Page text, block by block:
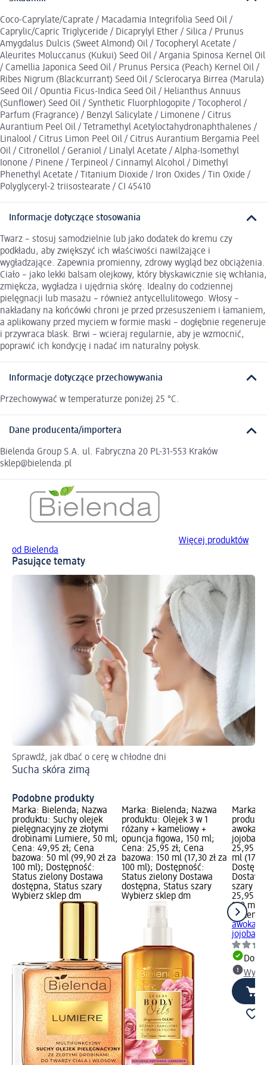
Coco-Caprylate/Caprate / Macadamia Integrifolia Seed Oil /
Caprylic/Capric Triglyceride / Dicaprylyl Ether / Silica / Prunus
Amygdalus Dulcis (Sweet Almond) Oil / Tocopheryl Acetate /
Aleurites Moluccanus (Kukui) Seed Oil / Argania Spinosa Kernel Oil
/ Camellia Japonica Seed Oil / Prunus Persica (Peach) Kernel Oil /
Ribes Nigrum (Blackcurrant) Seed Oil / Sclerocarya Birrea (Marula)
Seed Oil / Opuntia Ficus-Indica Seed Oil / Helianthus Annuus
(Sunflower) Seed Oil / Synthetic Fluorphlogopite / Tocopherol /
Parfum (Fragrance) / Benzyl Salicylate / Limonene / Citrus
Aurantium Peel Oil / Tetramethyl Acetyloctahydronaphthalenes /
Linalool / Citrus Limon Peel Oil / Citrus Aurantium Bergamia Peel
Oil / Citronellol / Geraniol / Linalyl Acetate / Alpha-Isomethyl
Ionone / Pinene / Terpineol / Cinnamyl Alcohol / Dimethyl
Phenethyl Acetate / Titanium Dioxide / Iron Oxides / Tin Oxide /
Polyglyceryl-2 triisostearate / CI 45410
Informacje dotyczące stosowania
Twarz – stosuj samodzielnie lub jako dodatek do kremu czy
podkładu, aby zwiększyć ich właściwości nawilżające i
wygładzające. Zapewnia promienny, zdrowy wygląd bez obciążenia.
Ciało – jako lekki balsam olejkowy, który błyskawicznie się wchłania,
zmiękcza, wygładza i ujędrnia skórę. Idealny do codziennej
pielęgnacji lub masażu – również antycellulitowego. Włosy –
nakładany na końcówki chroni je przed przesuszeniem i łamaniem,
a aplikowany przed myciem w formie maski – dogłębnie regeneruje
i przywraca blask. Brwi – wcieraj regularnie, aby je wzmocnić,
poprawić ich kondycję i nadać im naturalny połysk.
Informacje dotyczące przechowywania
Przechowywać w temperaturze poniżej 25 °C.
Dane producenta/importera
Bielenda Group S.A. ul. Fabryczna 20 PL-31-553 Kraków
sklep@bielenda.pl
Więcej produktów
od Bielenda
Pasujące tematy
Sprawdź, jak dbać o cerę w chłodne dni
Sucha skóra zimą
Podobne produkty
Marka: Bielenda; Nazwa
produktu: Suchy olejek
pielęgnacyjny ze złotymi
drobinami Lumiere, 50 ml;
Cena: 49,95 zł; Cena
bazowa: 50 ml (99,90 zł za
100 ml); Dostępność:
Status zielony Dostawa
dostępna, Status szary
Wybierz sklep dm
Marka: Bielenda; Nazwa
produktu: Olejek 3 w 1
różany + kameliowy +
opuncja figowa, 150 ml;
Cena: 25,95 zł; Cena
bazowa: 150 ml (17,30 zł za
100 ml); Dostępność:
Status zielony Dostawa
dostępna, Status szary
Wybierz sklep dm
Marka:
jojoba,
25,95
ml
szary
25,95 zł
150 ml
Bielenda
jojoba,